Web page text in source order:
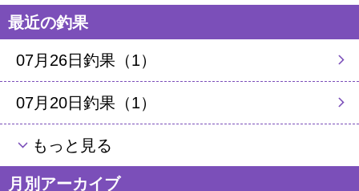
最近の釣果
07月26日釣果（1）
07月20日釣果（1）
もっと見る
月別アーカイブ